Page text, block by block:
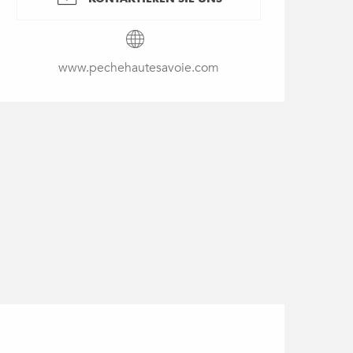
www.pechehautesavoie.com